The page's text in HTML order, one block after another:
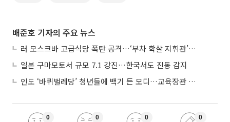
배준호 기자의 주요 뉴스
러 모스크바 고급식당 폭탄 공격…‘부차 학살 지휘관’ 노렸나
일본 구마모토서 규모 7.1 강진…한국서도 진동 감지
인도 ‘바퀴벌레당’ 청년들에 백기 든 모디…교육장관 사퇴
0 0 0 0